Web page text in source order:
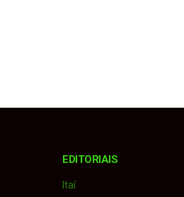
EDITORIAIS
Itaí